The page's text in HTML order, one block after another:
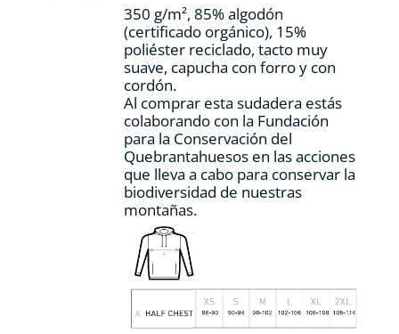
página
de
producto
350 g/m², 85% algodón
(certificado orgánico), 15%
poliéster reciclado, tacto muy
suave, capucha con forro y con
cordón.
Al comprar esta sudadera estás
colaborando con la Fundación
para la Conservación del
Quebrantahuesos en las acciones
que lleva a cabo para conservar la
biodiversidad de nuestras
montañas.